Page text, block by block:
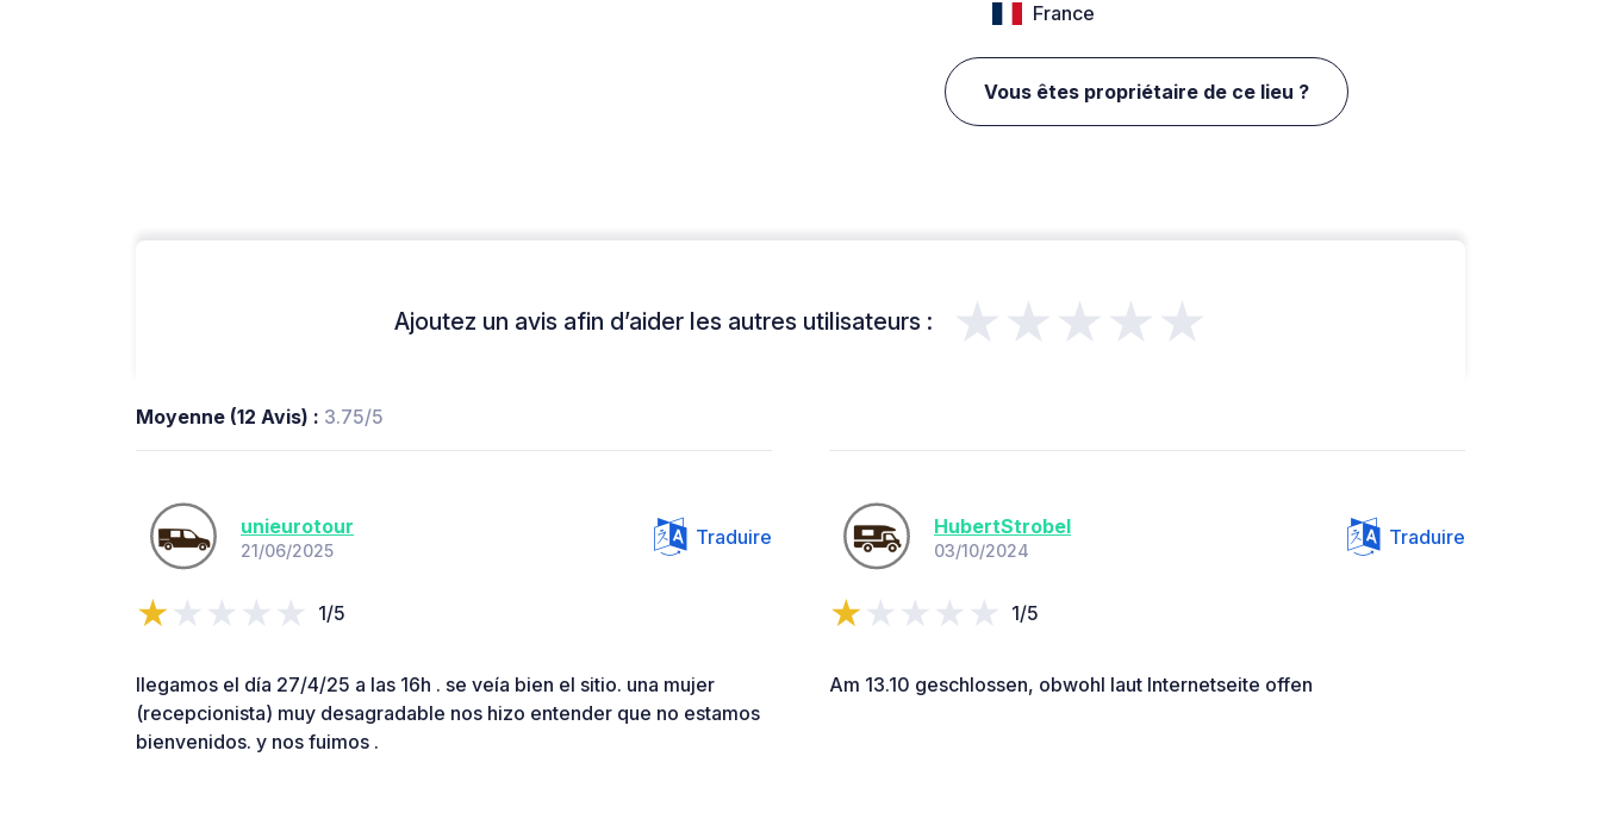
France
Vous êtes propriétaire de ce lieu ?
Ajoutez un avis afin d’aider les autres utilisateurs : ★★★★★
Moyenne (12 Avis) : 3.75/5
unieurotour
21/06/2025
Traduire
1/5
llegamos el día 27/4/25 a las 16h . se veía bien el sitio. una mujer
(recepcionista) muy desagradable nos hizo entender que no estamos
bienvenidos. y nos fuimos .
HubertStrobel
03/10/2024
Traduire
1/5
Am 13.10 geschlossen, obwohl laut Internetseite offen